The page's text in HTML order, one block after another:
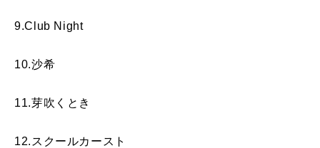
9.Club Night
10.沙希
11.芽吹くとき
12.スクールカースト